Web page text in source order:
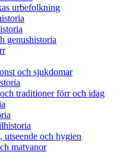
urbefolkning
genushistoria
och sjukdomar
traditioner förr och idag
utseende och hygien
matvanor